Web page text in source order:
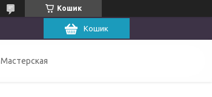
Кошик
Кошик
Мастерская